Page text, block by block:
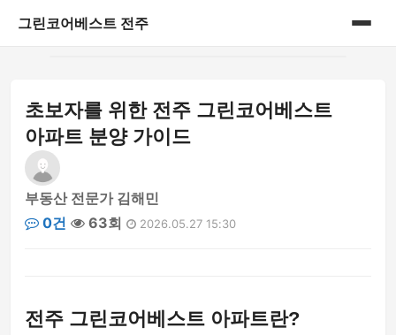
그린코어베스트 전주
게시판
초보자를 위한 전주 그린코어베스트
아파트 분양 가이드
부동산 전문가 김해민
0건
63회 2026.05.27 15:30
전주 그린코어베스트 아파트란?